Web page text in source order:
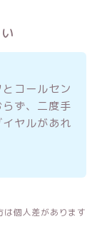
コールセン
ず、二度手
ヤルがあれ
個人差があります